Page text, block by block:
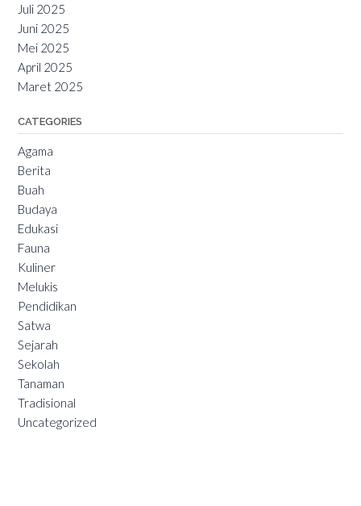
Juli 2025
Juni 2025
Mei 2025
April 2025
Maret 2025
CATEGORIES
Agama
Berita
Buah
Budaya
Edukasi
Fauna
Kuliner
Melukis
Pendidikan
Satwa
Sejarah
Sekolah
Tanaman
Tradisional
Uncategorized